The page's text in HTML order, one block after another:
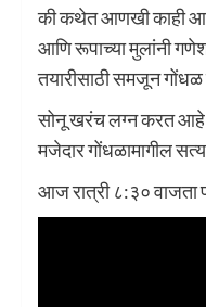
की कथेत आणखी काही आहे?
आणि रूपाच्या मुलांनी
तयारीसाठी समजून
सोनू खरंच लग्न करत आहे
मजेदार गोंधळामागील
आज रात्री ८:३० वाजता